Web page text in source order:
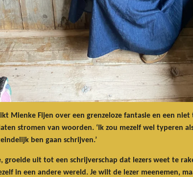
Mienke Fijen over een grenzeloze fantasie en een
stromen van woorden. ‘Ik zou mezelf wel typeren
ben gaan schrijven.’
groeide uit tot een schrijverschap dat lezers weet te
in een andere wereld. Je wilt de lezer meenemen,